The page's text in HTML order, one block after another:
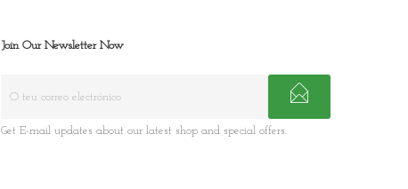
Join Our Newsletter Now
Get E-mail updates about our latest shop and special offers.